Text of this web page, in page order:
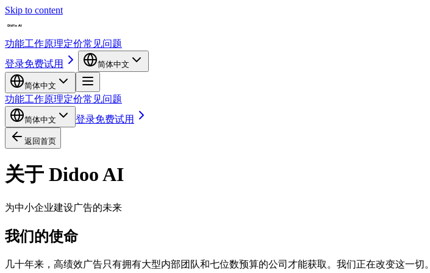
Skip to content
功能工作原理定价常见问题
登录免费试用 简体中文
简体中文
功能工作原理定价常见问题
简体中文 登录免费试用
返回首页
关于 Didoo AI
为中小企业建设广告的未来
我们的使命
几十年来，高绩效广告只有拥有大型内部团队和七位数预算的公司才能获取。我们正在改变这一切。